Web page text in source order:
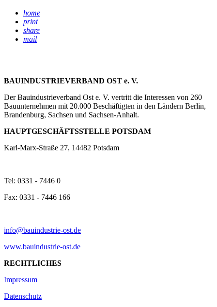
home
print
share
mail
BAUINDUSTRIEVERBAND OST e. V.
Der Bauindustrieverband Ost e. V. vertritt die Interessen von 260
Bauunternehmen mit 20.000 Beschäftigten in den Ländern Berlin,
Brandenburg, Sachsen und Sachsen-Anhalt.
HAUPTGESCHÄFTSSTELLE POTSDAM
Karl-Marx-Straße 27, 14482 Potsdam
Tel: 0331 - 7446 0
Fax: 0331 - 7446 166
info@bauindustrie-ost.de
www.bauindustrie-ost.de
RECHTLICHES
Impressum
Datenschutz